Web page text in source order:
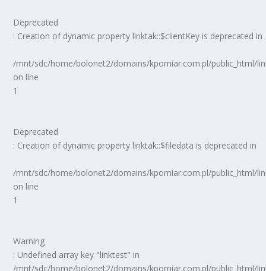
Deprecated
: Creation of dynamic property linktak::$clientKey is deprecated in
/mnt/sdc/home/bolonet2/domains/kpomiar.com.pl/public_html/
on line
1
Deprecated
: Creation of dynamic property linktak::$filedata is deprecated in
/mnt/sdc/home/bolonet2/domains/kpomiar.com.pl/public_html/
on line
1
Warning
: Undefined array key "linktest" in
/mnt/sdc/home/bolonet2/domains/kpomiar.com.pl/public_html/